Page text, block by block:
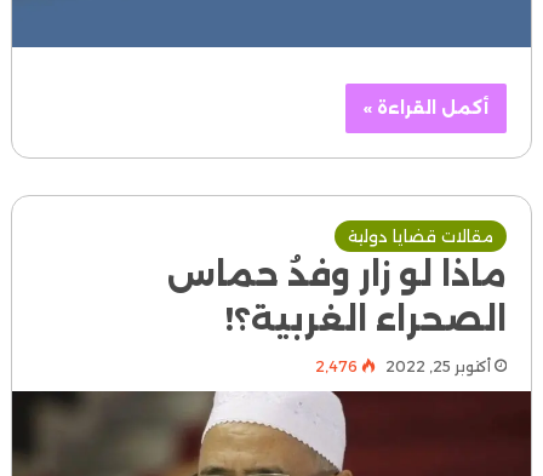
أكمل القراءة »
مقالات قضايا دولية
ماذا لو زار وفدُ حماس
الصحراء الغربية؟!
أكتوبر 25, 2022 2٬476